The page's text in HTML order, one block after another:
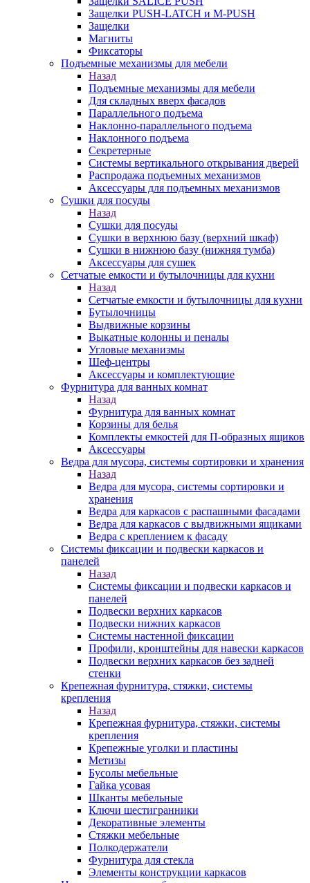
Защелки PUSH-LATCH и M-PUSH
Защелки
Магниты
Фиксаторы
Подъемные механизмы для мебели
Назад
Подъемные механизмы для мебели
Для складных вверх фасадов
Параллельного подъема
Наклонно-параллельного подъема
Наклонного подъема
Секретерные
Системы вертикального открывания дверей
Распродажа подъемных механизмов
Аксессуары для подъемных механизмов
Сушки для посуды
Назад
Сушки для посуды
Сушки в верхнюю базу (верхний шкаф)
Сушки в нижнюю базу (нижняя тумба)
Аксессуары для сушек
Сетчатые емкости и бутылочницы для кухни
Назад
Сетчатые емкости и бутылочницы для кухни
Бутылочницы
Выдвижные корзины
Выкатные колонны и пеналы
Угловые механизмы
Шеф-центры
Аксессуары и комплектующие
Фурнитура для ванных комнат
Назад
Фурнитура для ванных комнат
Корзины для белья
Комплекты емкостей для П-образных ящиков
Аксессуары
Ведра для мусора, системы сортировки и хранения
Назад
Ведра для мусора, системы сортировки и
хранения
Ведра для каркасов с распашными фасадами
Ведра для каркасов с выдвижными ящиками
Ведра с креплением к фасаду
Системы фиксации и подвески каркасов и
панелей
Назад
Системы фиксации и подвески каркасов и
панелей
Подвески верхних каркасов
Подвески нижних каркасов
Системы настенной фиксации
Профили, кронштейны для навески каркасов
Подвески верхних каркасов без задней
стенки
Крепежная фурнитура, стяжки, системы
крепления
Назад
Крепежная фурнитура, стяжки, системы
крепления
Крепежные уголки и пластины
Метизы
Бусолы мебельные
Гайка усовая
Шканты мебельные
Ключи шестигранники
Декоративные элементы
Стяжки мебельные
Полкодержатели
Фурнитура для стекла
Элементы конструкции каркасов